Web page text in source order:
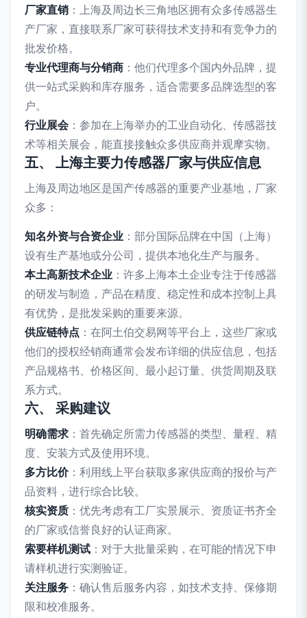
厂家直销 ：上海及周边长三角地区拥有众多传感器生
产厂家，直接联系厂家可获得技术支持和有竞争力的
批发价格。
专业代理商与分销商 ：他们代理多个国内外品牌，提
供一站式采购和库存服务，适合需要多品牌选型的客
户。
行业展会 ：参加在上海举办的工业自动化、传感器技
术等相关展会，能直接接触众多供应商并观摩实物。
五、 上海主要力传感器厂家与供应信息
上海及周边地区是国产传感器的重要产业基地，厂家
众多：
知名外资与合资企业 ：部分国际品牌在中国（上海）
设有生产基地或分公司，提供本地化生产与服务。
本土高新技术企业 ：许多上海本土企业专注于传感器
的研发与制造，产品在精度、稳定性和成本控制上具
有优势，是批发采购的重要来源。
供应链特点 ：在阿土伯交易网等平台上，这些厂家或
他们的授权经销商通常会发布详细的供应信息，包括
产品规格书、价格区间、最小起订量、供货周期及联
系方式。
六、 采购建议
明确需求 ：首先确定所需力传感器的类型、量程、精
度、安装方式及使用环境。
多方比价：利用线上平台获取多家供应商的报价与产
品资料，进行综合比较。
核实资质 ：优先考虑有工厂实景展示、资质证书齐全
的厂家或信誉良好的认证商家。
索要样机测试 ：对于大批量采购，在可能的情况下申
请样机进行实测验证。
关注服务 ：确认售后服务内容，如技术支持、保修期
限和校准服务。